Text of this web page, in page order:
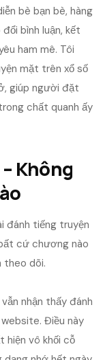
bè bạn bè, hàng
bình luận, kết
ham mê. Tôi
mặt trên xổ số
giúp người đặt
chất quanh ấy
Không
đánh tiếng truyện
cứ chương nào
theo dõi.
nhận thấy đánh
Điều này
hiện vô khối cỗ